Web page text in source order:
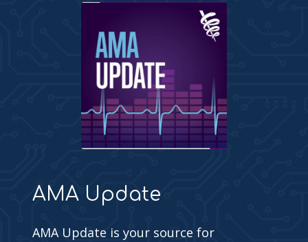
AMA Update
AMA Update is your source for